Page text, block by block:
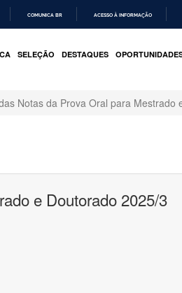
COMUNICA BR ACESSO À INFORMAÇÃO
SELEÇÃO DESTAQUES
Notas da Prova Oral para Mestrado
e Doutorado 2025/3